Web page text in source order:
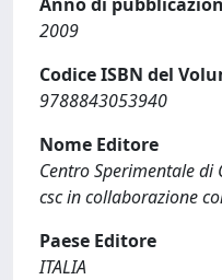
2009
Codice ISBN del
9788843053940
Nome Editore
Centro Sperimentale
csc in collaborazione
Paese Editore
ITALIA